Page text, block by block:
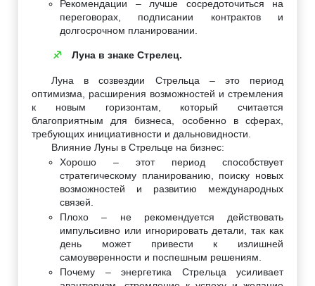
Рекомендации – лучше сосредоточиться на
переговорах, подписании контрактов и
долгосрочном планировании.
♐ Луна в знаке Стрелец.
Луна в созвездии Стрельца – это период
оптимизма, расширения возможностей и стремления
к новым горизонтам, который считается
благоприятным для бизнеса, особенно в сферах,
требующих инициативности и дальновидности.
Влияние Луны в Стрельце на бизнес:
Хорошо – этот период способствует
стратегическому планированию, поиску новых
возможностей и развитию международных
связей.
Плохо – не рекомендуется действовать
импульсивно или игнорировать детали, так как
день может привести к излишней
самоуверенности и поспешным решениям.
Почему – энергетика Стрельца усиливает